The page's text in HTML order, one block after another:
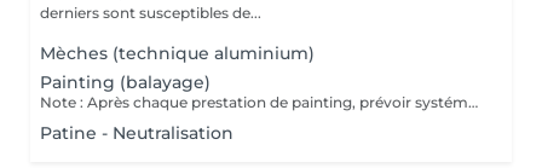
derniers sont susceptibles de...
Mèches (technique aluminium)
Painting (balayage)
Note : Après chaque prestation de painting, prévoir systématiquement une patine lors du rendez-vous afin de raviver et/ou neutraliser les reflets et préserver l'éclat de la couleur.
Patine - Neutralisation